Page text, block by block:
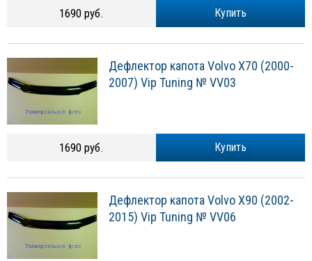
Купить
1690 руб.
Дефлектор капота Volvo X70 (2000-
2007) Vip Tuning № VV03
Купить
1690 руб.
Дефлектор капота Volvo X90 (2002-
2015) Vip Tuning № VV06